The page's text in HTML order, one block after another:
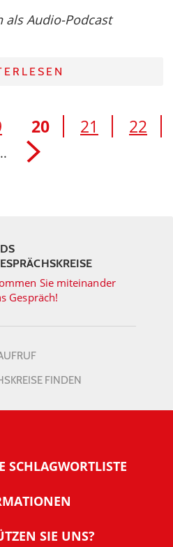
als Audio-Podcast
20 21 22
Sie miteinander
Gespräch!
FINDEN
SCHLAGWORTLISTE
SIE UNS?